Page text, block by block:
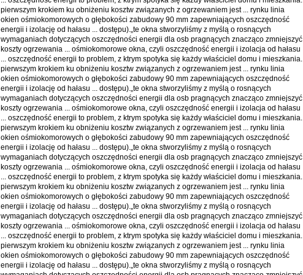
pierwszym krokiem ku obniżeniu kosztw związanych z ogrzewaniem jest ... rynku linia
okien ośmiokomorowych o głębokości zabudowy 90 mm zapewniających oszczędność
energii i izolację od hałasu ... dostępu).„te okna stworzyliśmy z myślą o rosnących
wymaganiach dotyczących oszczędności energii dla osb pragnących znacząco zmniejszyć
koszty ogrzewania ... ośmiokomorowe okna, czyli oszczędność energii i izolacja od hałasu
... oszczędność energii to problem, z ktrym spotyka się każdy właściciel domu i mieszkania.
pierwszym krokiem ku obniżeniu kosztw związanych z ogrzewaniem jest ... rynku linia
okien ośmiokomorowych o głębokości zabudowy 90 mm zapewniających oszczędność
energii i izolację od hałasu ... dostępu).„te okna stworzyliśmy z myślą o rosnących
wymaganiach dotyczących oszczędności energii dla osb pragnących znacząco zmniejszyć
koszty ogrzewania ... ośmiokomorowe okna, czyli oszczędność energii i izolacja od hałasu
... oszczędność energii to problem, z ktrym spotyka się każdy właściciel domu i mieszkania.
pierwszym krokiem ku obniżeniu kosztw związanych z ogrzewaniem jest ... rynku linia
okien ośmiokomorowych o głębokości zabudowy 90 mm zapewniających oszczędność
energii i izolację od hałasu ... dostępu).„te okna stworzyliśmy z myślą o rosnących
wymaganiach dotyczących oszczędności energii dla osb pragnących znacząco zmniejszyć
koszty ogrzewania ... ośmiokomorowe okna, czyli oszczędność energii i izolacja od hałasu
... oszczędność energii to problem, z ktrym spotyka się każdy właściciel domu i mieszkania.
pierwszym krokiem ku obniżeniu kosztw związanych z ogrzewaniem jest ... rynku linia
okien ośmiokomorowych o głębokości zabudowy 90 mm zapewniających oszczędność
energii i izolację od hałasu ... dostępu).„te okna stworzyliśmy z myślą o rosnących
wymaganiach dotyczących oszczędności energii dla osb pragnących znacząco zmniejszyć
koszty ogrzewania ... ośmiokomorowe okna, czyli oszczędność energii i izolacja od hałasu
... oszczędność energii to problem, z ktrym spotyka się każdy właściciel domu i mieszkania.
pierwszym krokiem ku obniżeniu kosztw związanych z ogrzewaniem jest ... rynku linia
okien ośmiokomorowych o głębokości zabudowy 90 mm zapewniających oszczędność
energii i izolację od hałasu ... dostępu).„te okna stworzyliśmy z myślą o rosnących